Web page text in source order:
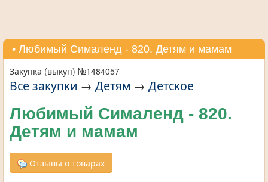
• Любимый Сималенд - 820. Детям и мамам
Закупка (выкуп) №1484057
Все закупки → Детям → Детское
Любимый Сималенд - 820.
Детям и мамам
Отзывы о товарах